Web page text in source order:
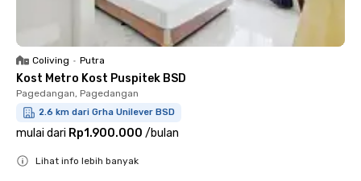
Coliving • Putra
Kost Metro Kost Puspitek BSD
Pagedangan, Pagedangan
2.6 km dari Grha Unilever BSD
mulai dari Rp1.900.000 /bulan
Lihat info lebih banyak